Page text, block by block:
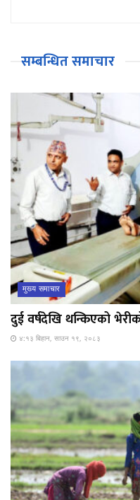
सम्बन्धित समाचार
मुख्य समाचार
दुई वर्षदेखि थन्किएको
४:१३ बिहान, साउन १९, २०८३